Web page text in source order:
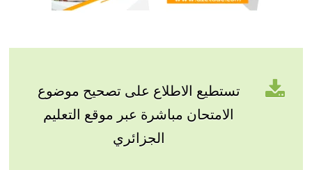
تستطيع الاطلاع على تصحيح موضوع
الامتحان مباشرة عبر موقع التعليم
الجزائري